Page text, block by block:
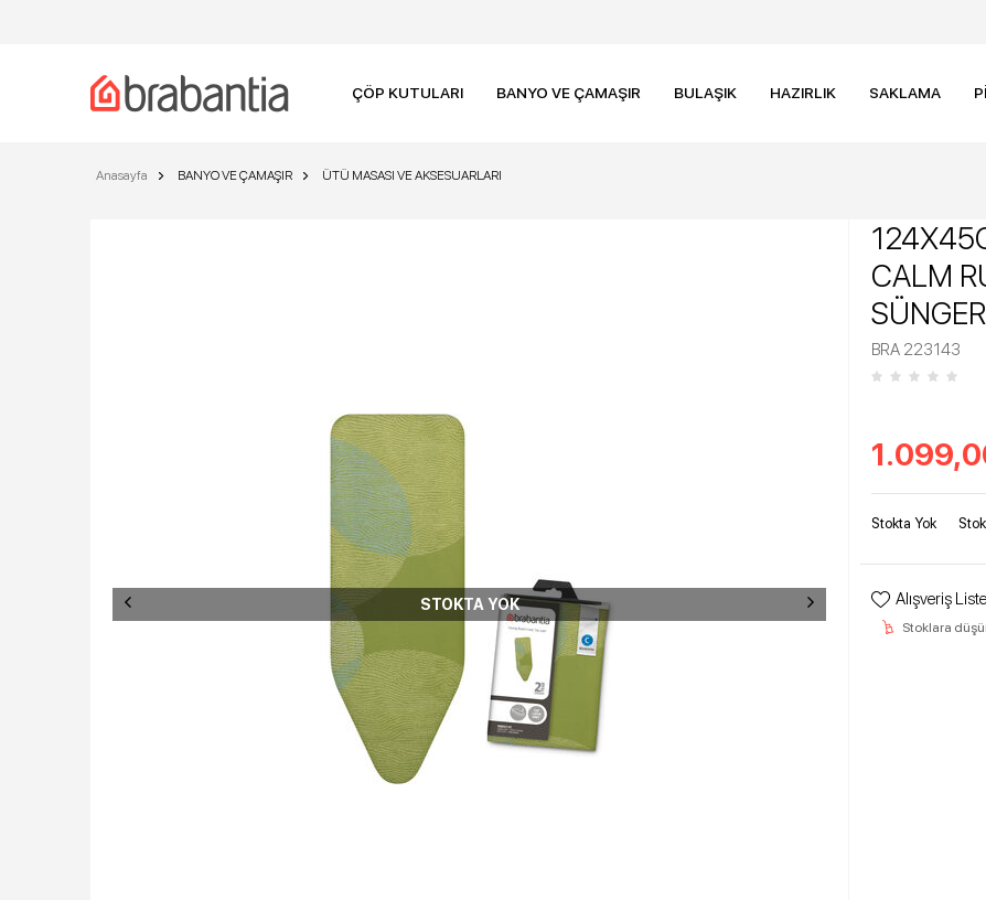
ÇÖP KUTULARI BANYO VE ÇAMAŞIR BULAŞIK HAZIRLIK SAKLAMA
Anasayfa BANYO VE ÇAMAŞIR ÜTÜ MASASI VE AKSESUARLARI
STOKTA YOK
CALM
SÜNGER
BRA 223143
Stokta Yok
Alışveriş
Stoklara